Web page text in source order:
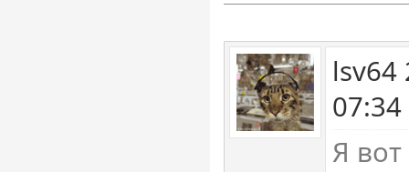
lsv64
Я